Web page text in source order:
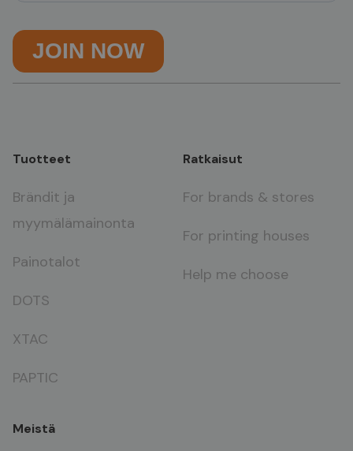
Tuotteet
Brändit ja
myymälämainonta
Painotalot
DOTS
XTAC
PAPTIC
Ratkaisut
For brands & stores
For printing houses
Help me choose
Meistä